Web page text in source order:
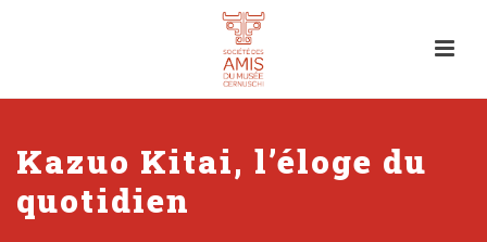
Kazuo Kitai, l’éloge du
quotidien